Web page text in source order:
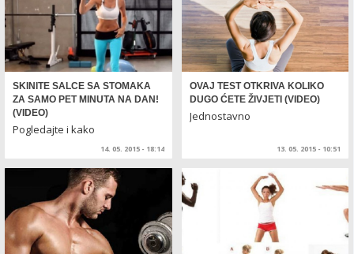
SKINITE SALCE SA STOMAKA
ZA SAMO PET MINUTA NA DAN!
(VIDEO)
Pogledajte i kako
14. 05. 2015 - 18:14
OVAJ TEST OTKRIVA KOLIKO
DUGO ĆETE ŽIVJETI (VIDEO)
Jednostavno
13. 05. 2015 - 10:51